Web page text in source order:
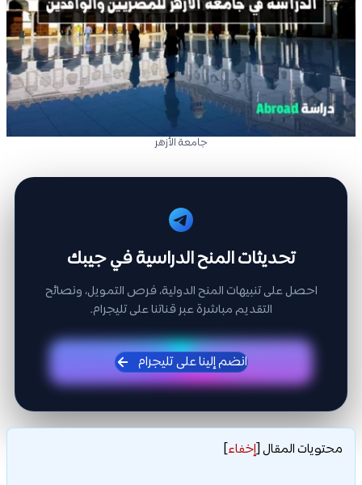
جامعة الأزهر
تحديثات المنح الدراسية في جيبك
احصل على تنبيهات المنح الدولية، فرص التمويل، ونصائح
التقديم مباشرة عبر قناتنا على تليجرام.
انضم إلينا على تليجرام
محتويات المقال[إخفاء]